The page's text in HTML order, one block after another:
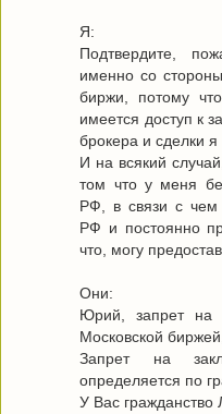
Я:
Подтвердите,
именно со
биржи, потому
имеется доступ к
брокера и сделки
И на всякий
том что у меня
РФ, в связи с чем
РФ и постоянно
что, могу
Они:
Юрий, запрет на
Московской
Запрет на
определяется по
У Вас гражданство